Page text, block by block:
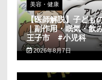
美容・健康
【医師解説】子ども
｜副作用・眠気・
王子市 #小児科
2026年8月7日